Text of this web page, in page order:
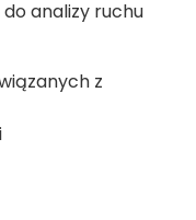
dostępności
analizy ruchu
z